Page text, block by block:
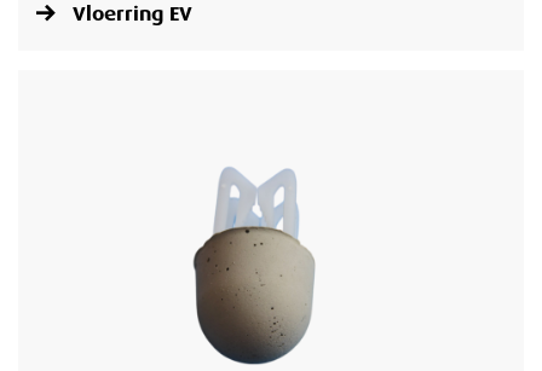
Vloerring EV